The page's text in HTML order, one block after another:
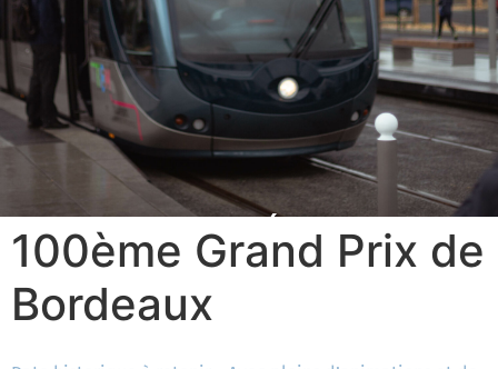
ACTUALITÉS
100ème Grand Prix de
Bordeaux